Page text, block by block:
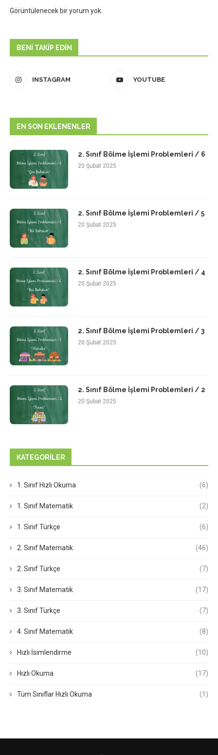
Görüntülenecek bir yorum yok.
BENI TAKIP EDIN
INSTAGRAM YOUTUBE
EN SON EKLENENLER
2. Sınıf Bölme İşlemi Problemleri / 6
20 Şubat 2025
2. Sınıf Bölme İşlemi Problemleri / 5
20 Şubat 2025
2. Sınıf Bölme İşlemi Problemleri / 4
20 Şubat 2025
2. Sınıf Bölme İşlemi Problemleri / 3
20 Şubat 2025
2. Sınıf Bölme İşlemi Problemleri / 2
20 Şubat 2025
KATEGORILER
1. Sınıf Hızlı Okuma (6)
1. Sınıf Matematik (2)
1. Sınıf Türkçe (6)
2. Sınıf Matematik (46)
2. Sınıf Türkçe (7)
3. Sınıf Matematik (17)
3. Sınıf Türkçe (7)
4. Sınıf Matematik (8)
Hızlı İsimlendirme (10)
Hızlı Okuma (17)
Tüm Sınıflar Hızlı Okuma (1)